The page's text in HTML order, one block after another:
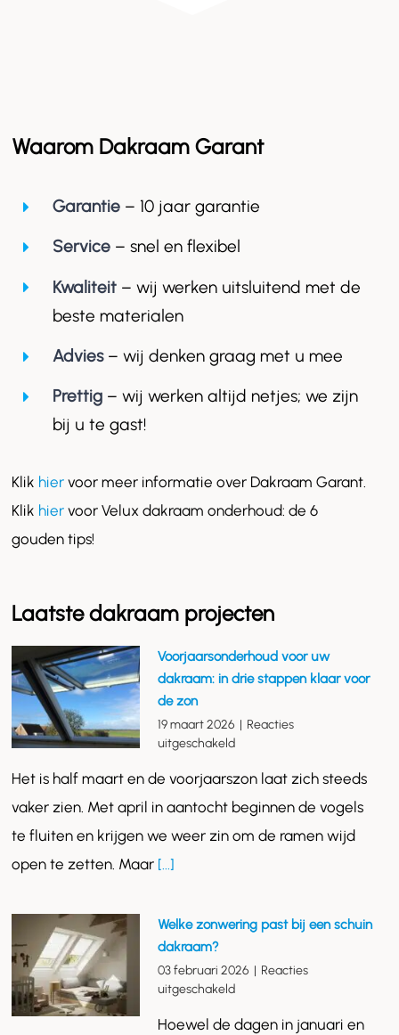
Waarom Dakraam Garant
Garantie– 10 jaar garantie
Service – snel en flexibel
Kwaliteit– wij werken uitsluitend met de
beste materialen
Advies– wij denken graag met u mee
Prettig– wij werken altijd netjes; we zijn
bij u te gast!
Klik hier voor meer informatie over Dakraam Garant.
Klik hier voor Velux dakraam onderhoud: de 6
gouden tips!
Laatste dakraam projecten
Voorjaarsonderhoud voor uw
dakraam: in drie stappen klaar voor
de zon
19 maart 2026 | Reacties
uitgeschakeld
voor
dakraam:
in
de
Het is half maart en de voorjaarszon laat zich steeds
vaker zien. Met april in aantocht beginnen de vogels
te fluiten en krijgen we weer zin om de ramen wijd
open te zetten. Maar [...]
Welke zonwering past bij een schuin
dakraam?
03 februari 2026 | Reacties
uitgeschakeld
zonwering
Hoewel de dagen in januari en